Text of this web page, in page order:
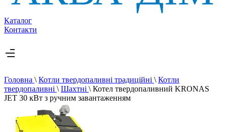
Каталог
Контакти
Головна \ Котли твердопаливні традиційні \ Котли
твердопаливні \ Шахтні \ Котел твердопаливний KRONAS
JET 30 кВт з ручним завантаженням